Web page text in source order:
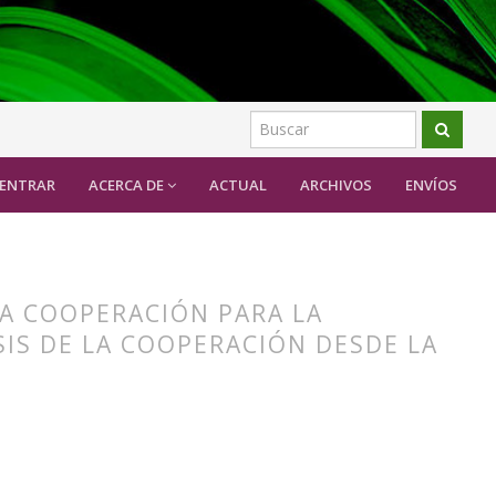
ACERCA DE ACTUAL ARCHIVOS ENVÍOS
ENTRARla cooperación desde la crisis del desarrollo
COOPERACIÓN PARA LA
DE LA COOPERACIÓN DESDE LA